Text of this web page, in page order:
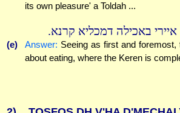
its own pleasure' a Toldah ...
באכילה דמכליא קרנא.
(e) Answer: Seeing as first and foremost,
about eating, where the Keren is